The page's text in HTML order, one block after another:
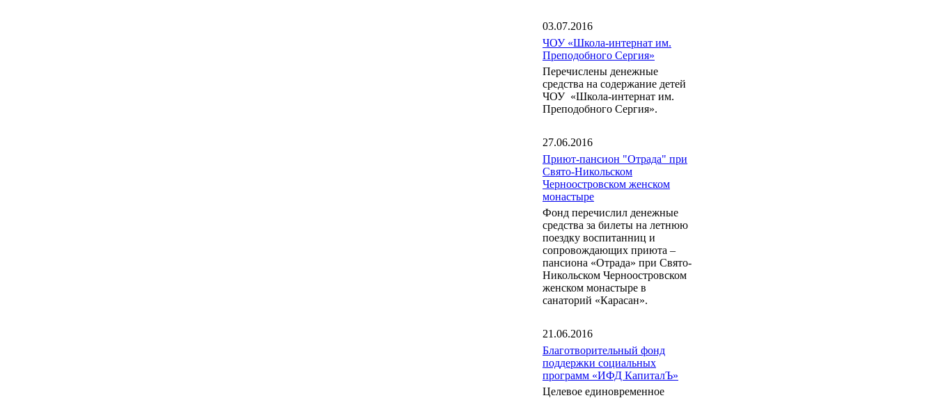
03.07.2016
ЧОУ «Школа-интернат им.
Преподобного Сергия»
Перечислены денежные
средства на содержание детей
ЧОУ «Школа-интернат им.
Преподобного Сергия».
27.06.2016
Приют-пансион "Отрада" при
Свято-Никольском
Черноостровском женском
монастыре
Фонд перечислил денежные
средства за билеты на летнюю
поездку воспитанниц и
сопровождающих приюта –
пансиона «Отрада» при Свято-
Никольском Черноостровском
женском монастыре в
санаторий «Карасан».
21.06.2016
Благотворительный фонд
поддержки социальных
программ «ИФД КапиталЪ»
Целевое единовременное